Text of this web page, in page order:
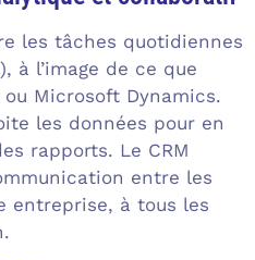
les tâches quotidiennes
à l’image de ce que
Microsoft Dynamics.
les données pour en
rapports. Le CRM
entre les
entreprise, à tous les